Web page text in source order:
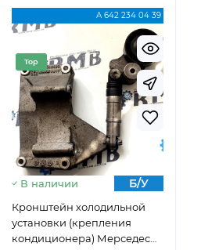
A 642 234 04 39
Top
В наличии Б/У
Кронштейн холодильной
установки (крепления
кондиционера) Мерседес